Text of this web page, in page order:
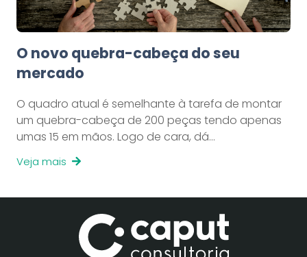
O novo quebra-cabeça do seu
mercado
O quadro atual é semelhante à tarefa de montar
um quebra-cabeça de 200 peças tendo apenas
umas 15 em mãos. Logo de cara, dá…
Veja mais